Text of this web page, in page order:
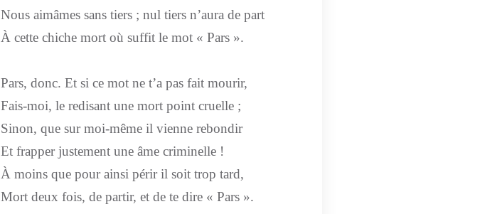
Nous aimâmes sans tiers ; nul tiers n’aura de part
À cette chiche mort où suffit le mot « Pars ».
Pars, donc. Et si ce mot ne t’a pas fait mourir,
Fais-moi, le redisant une mort point cruelle ;
Sinon, que sur moi-même il vienne rebondir
Et frapper justement une âme criminelle !
À moins que pour ainsi périr il soit trop tard,
Mort deux fois, de partir, et de te dire « Pars ».